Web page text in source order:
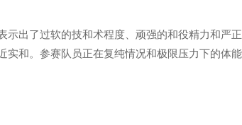
出了过软的技和术程度、顽强的和役精力和严
和。参赛队员正在复纯情况和极限压力下的体